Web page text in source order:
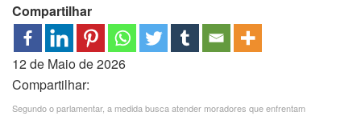
Compartilhar
12 de Maio de 2026
Compartilhar:
Segundo o parlamentar, a medida busca atender moradores que enfrentam